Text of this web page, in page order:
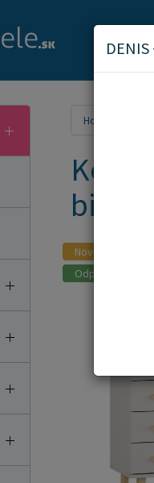
Home
biela
Novinka
Odporúčame
DENIS